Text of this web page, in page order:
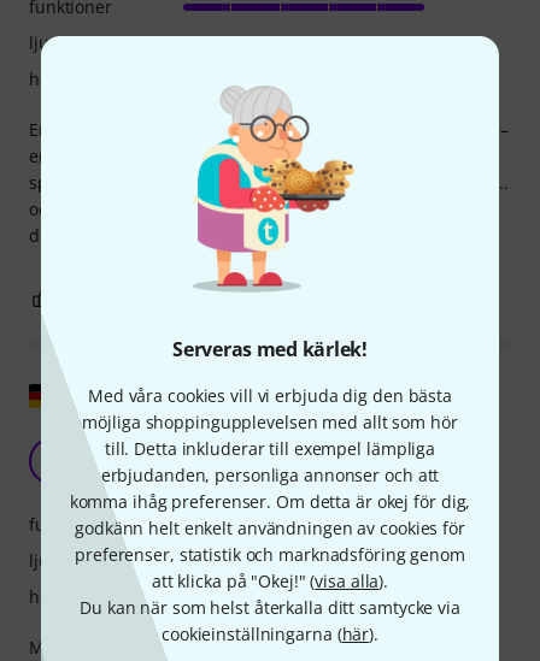
Serveras med kärlek!
Med våra cookies vill vi erbjuda dig den bästa
möjliga shoppingupplevelsen med allt som hör
till. Detta inkluderar till exempel lämpliga
erbjudanden, personliga annonser och att
komma ihåg preferenser. Om detta är okej för dig,
godkänn helt enkelt användningen av cookies för
preferenser, statistik och marknadsföring genom
att klicka på "Okej!" (visa alla).
Du kan när som helst återkalla ditt samtycke via
cookieinställningarna (här).
En fantastisk produkt vad gäller finish, spelbarhet och ljud –
en sann gitarr värdig sin amerikanska motsvarighets
specialbyggda verkstad... och det märks redan från början...
och jag är ett fan och ägare av Gibson Les Pauls... men till
det här priset... finns det ingen jämförelse...
funktioner
ljud
hantverkskvalitet
Visa original
Mycket bra med fluktuationer
klausss 07.07.2025
Maybach-gitarrer är lite av en blandad kompott: När de
funktioner
ljud
hantverkskvalitet